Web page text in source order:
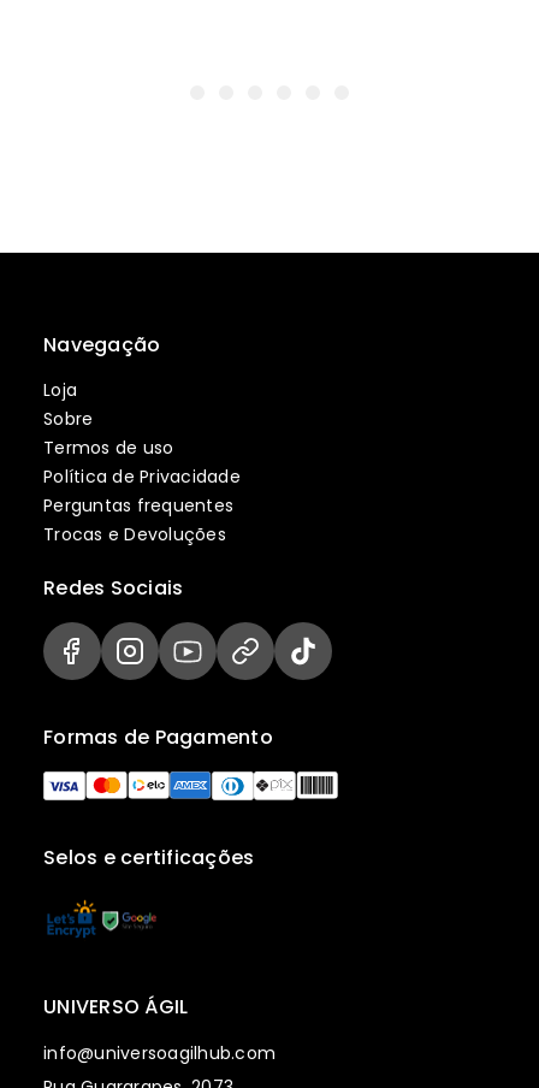
Navegação
Loja
Sobre
Termos de uso
Política de Privacidade
Perguntas frequentes
Trocas e Devoluções
Selos e certificações
Formas de Pagamento
Redes Sociais
UNIVERSO ÁGIL
info@universoagilhub.com